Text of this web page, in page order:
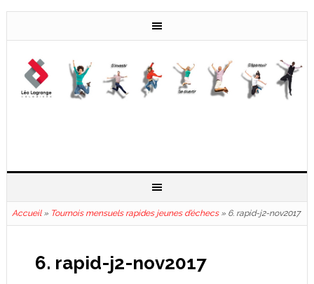
Accueil» Tournois mensuels rapides jeunes d’échecs» 6. rapid-j2-nov2017
6. rapid-j2-nov2017